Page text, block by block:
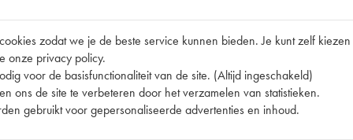
de op de levering van die zaken betrekking hebbende nota's
zodat we je de beste service kunnen bieden. Je kunt zelf
onze privacy policy.
voor de basisfunctionaliteit van de site. (Altijd ingeschakeld)
ons de site te verbeteren door het verzamelen van statistieken.
gebruikt voor gepersonaliseerde advertenties en inhoud.